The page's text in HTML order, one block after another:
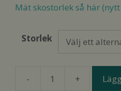
priset
595,00 kr.
Mät skostorlek så här
Storlek
- +